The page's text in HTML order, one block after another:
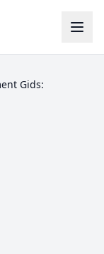
Gids: